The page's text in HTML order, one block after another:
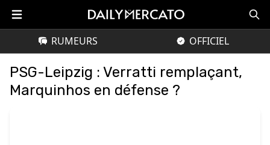
RUMEURS OFFICIEL
PSG-Leipzig : Verratti remplaçant,
Marquinhos en défense ?